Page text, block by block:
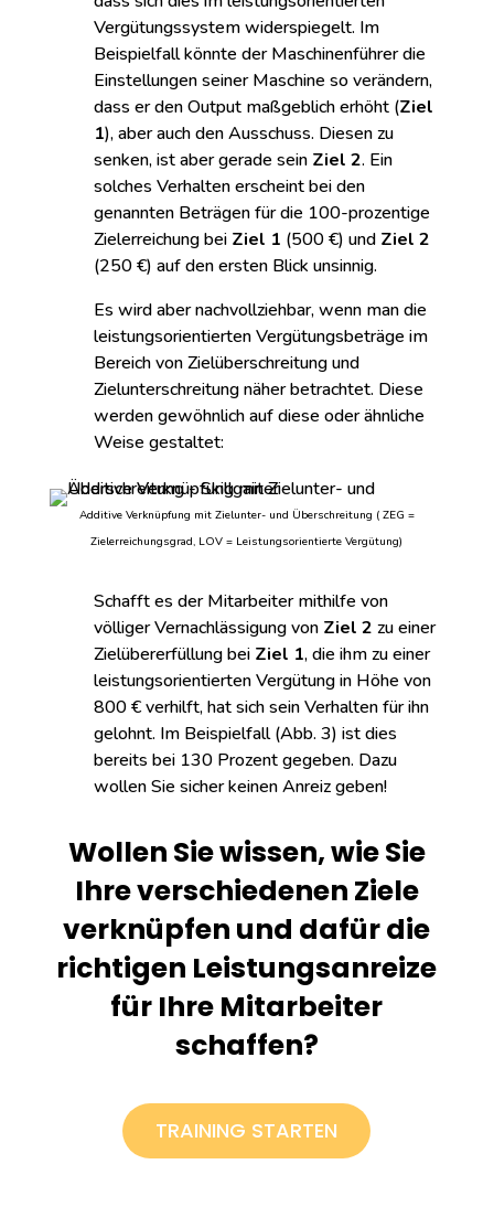
Vergütungssystem widerspiegelt. Im
Beispielfall könnte der Maschinenführer die
Einstellungen seiner Maschine so verändern,
dass er den Output maßgeblich erhöht (Ziel
1), aber auch den Ausschuss. Diesen zu
senken, ist aber gerade sein Ziel 2. Ein
solches Verhalten erscheint bei den
genannten Beträgen für die 100-prozentige
Zielerreichung beiZiel 1 (500 €) und Ziel 2
(250 €) auf den ersten Blick unsinnig.
Es wird aber nachvollziehbar, wenn man die
leistungsorientierten Vergütungsbeträge im
Bereich von Zielüberschreitung und
Zielunterschreitung näher betrachtet. Diese
werden gewöhnlich auf diese oder ähnliche
Weise gestaltet:
Additive Verknüpfung mit Zielunter- und Überschreitung ( ZEG =
Zielerreichungsgrad, LOV = Leistungsorientierte Vergütung)
Schafft es der Mitarbeiter mithilfe von
völliger Vernachlässigung von Ziel 2 zu einer
Zielübererfüllung bei Ziel 1, die ihm zu einer
leistungsorientierten Vergütung in Höhe von
800 € verhilft, hat sich sein Verhalten für ihn
gelohnt. Im Beispielfall (Abb. 3) ist dies
bereits bei 130 Prozent gegeben. Dazu
wollen Sie sicher keinen Anreiz geben!
Wollen Sie wissen, wie Sie
Ihre verschiedenen Ziele
verknüpfen und dafür die
richtigen Leistungsanreize
für Ihre Mitarbeiter
schaffen?
TRAINING STARTEN